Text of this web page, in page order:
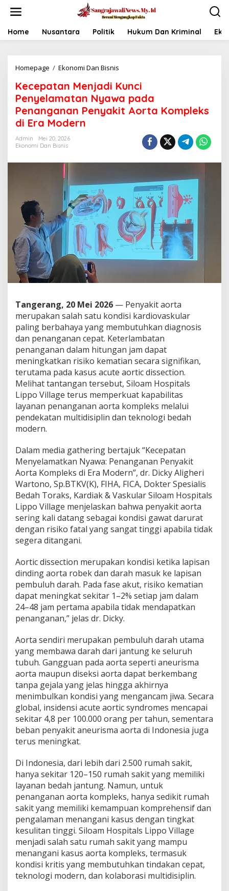
t
Home Nusantara Politik Hukum Dan Kriminal
Homepage / Ekonomi Dan Bisnis
c
e
p
a
j
d
i
K
u
n
c
P
l
a
m
a
t
a
n
N
y
a
w
a
p
a
P
e
n
n
g
a
n
a
n
y
a
k
A
r
t
a
K
o
m
p
l
e
k
s
E
r
a
M
o
d
e
r
n
Kecepatan Menjadi Kunci
Penyelamatan Nyawa pada
Penanganan Penyakit Aorta Kompleks
di Era Modern
Admin
Mei 20, 2026
Ekonomi Dan Bisnis
Tangerang, 20 Mei 2026 — Penyakit aorta
merupakan salah satu kondisi kardiovaskular
paling berbahaya yang membutuhkan diagnosis
dan penanganan cepat. Keterlambatan
penanganan dalam hitungan jam dapat
meningkatkan risiko kematian secara signifikan,
terutama pada kasus acute aortic dissection.
Melihat tantangan tersebut, Siloam Hospitals
Lippo Village terus memperkuat kapabilitas
layanan penanganan aorta kompleks melalui
pendekatan multidisiplin dan teknologi bedah
modern.
Dalam media gathering bertajuk “Kecepatan
Menyelamatkan Nyawa: Penanganan Penyakit
Aorta Kompleks di Era Modern”, dr. Dicky Aligheri
Wartono, Sp.BTKV(K), FIHA, FICA, Dokter Spesialis
Bedah Toraks, Kardiak & Vaskular Siloam Hospitals
Lippo Village menjelaskan bahwa penyakit aorta
sering kali datang sebagai kondisi gawat darurat
dengan risiko fatal yang sangat tinggi apabila tidak
segera ditangani.
Aortic dissection merupakan kondisi ketika lapisan
dinding aorta robek dan darah masuk ke lapisan
pembuluh darah. Pada fase akut, risiko kematian
dapat meningkat sekitar 1–2% setiap jam dalam
24–48 jam pertama apabila tidak mendapatkan
penanganan,” jelas dr. Dicky.
Aorta sendiri merupakan pembuluh darah utama
yang membawa darah dari jantung ke seluruh
tubuh. Gangguan pada aorta seperti aneurisma
aorta maupun diseksi aorta dapat berkembang
tanpa gejala yang jelas hingga akhirnya
menimbulkan kondisi yang mengancam jiwa. Secara
global, insidensi acute aortic syndromes mencapai
sekitar 4,8 per 100.000 orang per tahun, sementara
beban penyakit aneurisma aorta di Indonesia juga
terus meningkat.
Di Indonesia, dari lebih dari 2.500 rumah sakit,
hanya sekitar 120–150 rumah sakit yang memiliki
layanan bedah jantung. Namun, untuk
penanganan aorta kompleks, hanya sedikit rumah
sakit yang memiliki kemampuan komprehensif dan
pengalaman menangani kasus dengan tingkat
kesulitan tinggi. Siloam Hospitals Lippo Village
menjadi salah satu rumah sakit yang mampu
menangani kasus aorta kompleks, termasuk
kondisi kritis yang membutuhkan tindakan cepat,
teknologi modern, dan kolaborasi multidisiplin.